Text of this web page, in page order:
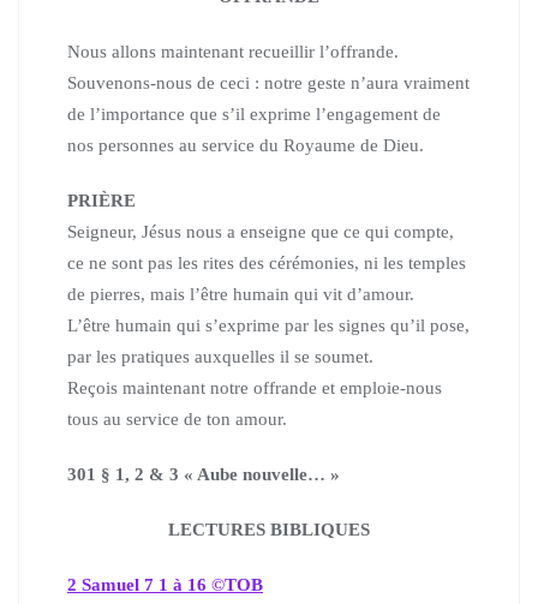
Nous allons maintenant recueillir l’offrande.
Souvenons-nous de ceci : notre geste n’aura vraiment
de l’importance que s’il exprime l’engagement de
nos personnes au service du Royaume de Dieu.
PRIÈRE
Seigneur, Jésus nous a enseigne que ce qui compte,
ce ne sont pas les rites des cérémonies, ni les temples
de pierres, mais l’être humain qui vit d’amour.
L’être humain qui s’exprime par les signes qu’il pose,
par les pratiques auxquelles il se soumet.
Reçois maintenant notre offrande et emploie-nous
tous au service de ton amour.
301 § 1, 2 & 3 « Aube nouvelle… »
LECTURES BIBLIQUES
2 Samuel 7 1 à 16 ©TOB